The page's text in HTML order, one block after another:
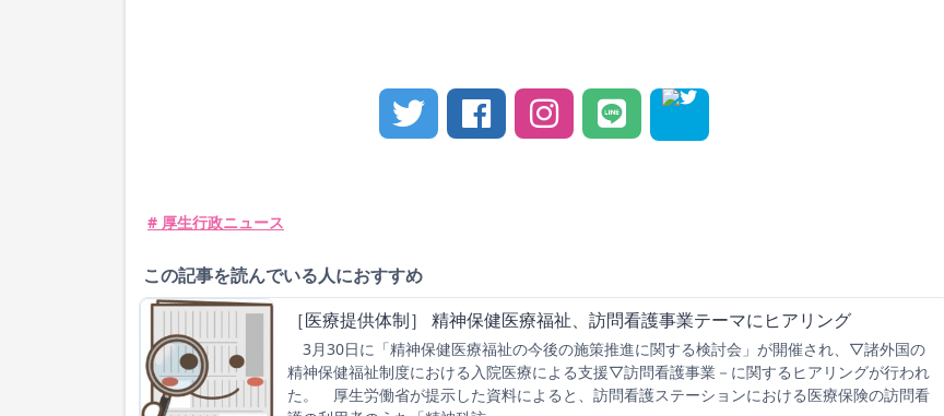
# 厚生行政ニュース
この記事を読んでいる人におすすめ
［医療提供体制］ 精神保健医療福祉、訪問看護事業テーマにヒアリング
3月30日に「精神保健医療福祉の今後の施策推進に関する検討会」が開催され、▽諸外国の
精神保健福祉制度における入院医療による支援▽訪問看護事業－に関するヒアリングが行われ
た。 厚生労働省が提示した資料によると、訪問看護ステーションにおける医療保険の訪問看